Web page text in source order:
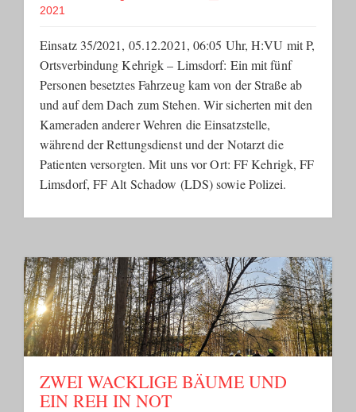
2021
Einsatz 35/2021, 05.12.2021, 06:05 Uhr, H:VU mit P,
Ortsverbindung Kehrigk – Limsdorf: Ein mit fünf
Personen besetztes Fahrzeug kam von der Straße ab
und auf dem Dach zum Stehen. Wir sicherten mit den
Kameraden anderer Wehren die Einsatzstelle,
während der Rettungsdienst und der Notarzt die
Patienten versorgten. Mit uns vor Ort: FF Kehrigk, FF
Limsdorf, FF Alt Schadow (LDS) sowie Polizei.
ZWEI WACKLIGE BÄUME UND
EIN REH IN NOT